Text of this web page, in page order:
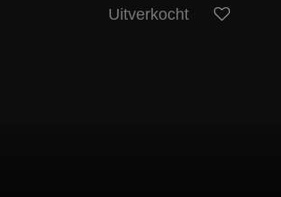
Uitverkocht